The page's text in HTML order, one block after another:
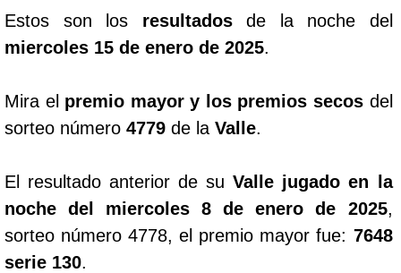
Estos son los resultadosde la noche del
miercoles 15 de enero de 2025.
Mira el premio mayor y los premios secosdel
sorteo número 4779 de la Valle.
El resultado anterior de suValle jugado en la
noche del miercoles 8 de enero de 2025,
sorteo número 4778, el premio mayor fue: 7648
serie 130.